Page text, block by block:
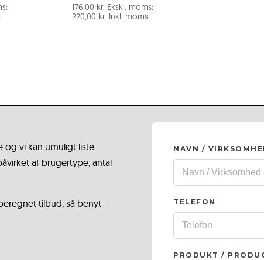
176,00 kr. Ekskl. moms:
220,00 kr. Inkl. moms:
og vi kan umuligt liste
af brugertype, antal
tilbud, så benyt
NAVN /
TELEFON
PRODUKT /